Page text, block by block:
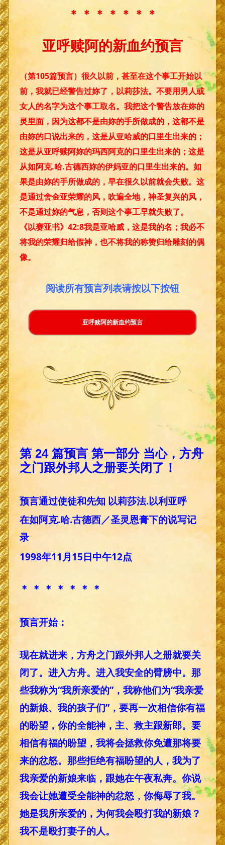
＊ ＊ ＊ ＊ ＊ ＊ ＊
亚呼赎阿的新血约预言
（第105篇预言）很久以前，甚至在这个事工开始以
前，我就已经警告过妳了，以莉莎法。不要用男人或
女人的名字为这个事工取名。我把这个警告放在妳的
灵里面，因为这都不是由妳的手所做成的，这都不是
由妳的口说出来的，这是从亚哈威的口里生出来的；
这是从亚呼赎阿妳的玛西阿克的口里生出来的；这是
从如阿克.哈.古德西妳的伊妈亚的口里生出来的。如
果是由妳的手所做成的，早在很久以前就会失败。这
是通过舍金亚荣耀的风，吹遍全地，神圣复兴的风，
不是通过妳的气息，否则这个事工早就失败了。
《以赛亚书》42:8我是亚哈威，这是我的名；我必不
将我的荣耀归给假神，也不将我的称赞归给雕刻的偶
像。
阅读所有预言列表请按以下按钮
亚呼赎阿的新血约预言
第 24 篇预言 第一部分 当心，方舟
之门跟外邦人之册要关闭了！
预言通过使徒和先知 以莉莎法.以利亚呼
在如阿克.哈.古德西／圣灵恩膏下的说写记
录
1998年11月15日中午12点
＊ ＊ ＊ ＊ ＊ ＊ ＊
预言开始：
现在就进来，方舟之门跟外邦人之册就要关
闭了。进入方舟。进入我安全的臂膀中。那
些我称为“我所亲爱的”，我称他们为“我亲爱
的新娘、我的孩子们”，要再一次相信你有福
的盼望，你的全能神，主、救主跟新郎。要
相信有福的盼望，我将会拯救你免遭那将要
来的忿怒。那些拒绝有福盼望的人，我为了
我亲爱的新娘来临，跟她在午夜私奔。你说
我会让她遭受全能神的忿怒，你侮辱了我。
她是我所亲爱的，为何我会殴打我的新娘？
我不是殴打妻子的人。